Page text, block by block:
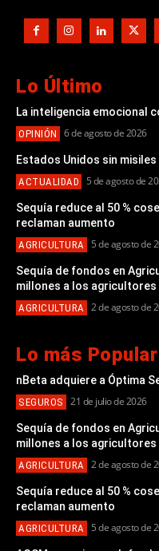
Lo Último
La inteligencia emocional
OPINIÓN 6 de agosto de 2026
Estados Unidos sin
ACTUALIDAD 5 de agosto de
Sequía reduce al 50 %
reclaman aumento
AGRICULTURA 5 de agosto de
Sequía de fondos en
millones a los agricultores
AGRICULTURA 2 de agosto de
Lo más Popular
nBeta adquiere a Óptima
SEGUROS 21 de julio de 2026
Sequía de fondos en
millones a los agricultores
AGRICULTURA 2 de agosto de
Sequía reduce al 50 %
reclaman aumento
AGRICULTURA 5 de agosto de